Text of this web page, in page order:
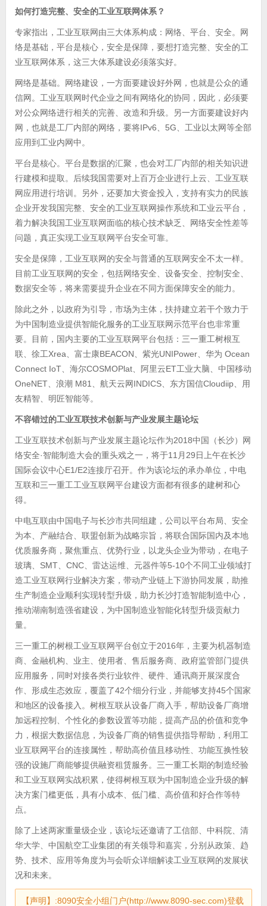
如何打造完整、安全的工业互联网体系？
专家指出，工业互联网由三大体系构成：网络、平台、安全。网
络是基础，平台是核心，安全是保障，要想打造完整、安全的工
业互联网体系，这三大体系建设必须落实好。
网络是基础。网络建设，一方面要建设好外网，也就是公众的通
信网。工业互联网时代企业之间有网络化的协同，因此，必须要
对公众网络进行相关的完善、改造和升级。另一方面要建设好内
网，也就是工厂内部的网络，要将IPv6、5G、工业以太网等全部
应用到工业内网中。
平台是核心。平台是数据的汇聚，也会对工厂内部的相关知识进
行建模和提取。后续我国需要对上百万企业进行上云、工业互联
网应用进行培训。另外，还要加大资金投入，支持有实力的民族
企业开发我国完整、安全的工业互联网操作系统和工业云平台，
着力解决我国工业互联网面临的核心技术缺乏、网络安全性差等
问题，真正实现工业互联网平台安全可靠。
安全是保障，工业互联网的安全与普通的互联网安全不太一样。
目前工业互联网的安全，包括网络安全、设备安全、控制安全、
数据安全等，将来需要提升企业在不同方面保障安全的能力。
除此之外，以政府为引导，市场为主体，扶持建立若干个致力于
为中国制造业提供智能化服务的工业互联网示范平台也非常重
要。目前，国内主要的工业互联网平台包括：三一重工树根互
联、徐工Xrea、富士康BEACON、紫光UNIPower、华为 Ocean
Connect IoT、海尔COSMOPlat、阿里云ET工业大脑、中国移动
OneNET、浪潮 M81、航天云网INDICS、东方国信Cloudiip、用
友精智、明匠智能等。
不容错过的工业互联技术创新与产业发展主题论坛
工业互联技术创新与产业发展主题论坛作为2018中国（长沙）网
络安全·智能制造大会的重头戏之一，将于11月29日上午在长沙
国际会议中心E1/E2连接厅召开。作为该论坛的承办单位，中电
互联和三一重工工业互联网平台建设方面都有很多的建树和心
得。
中电互联由中国电子与长沙市共同组建，公司以平台布局、安全
为本、产融结合、联盟创新为战略宗旨，将联合国际国内及本地
优质服务商，聚焦重点、优势行业，以龙头企业为带动，在电子
玻璃、SMT、CNC、雷达运维、元器件等5-10个不同工业领域打
造工业互联网行业解决方案，带动产业链上下游协同发展，助推
生产制造企业顺利实现转型升级，助力长沙打造智能制造中心，
推动湖南制造强省建设，为中国制造业智能化转型升级贡献力
量。
三一重工的树根工业互联网平台创立于2016年，主要为机器制造
商、金融机构、业主、使用者、售后服务商、政府监管部门提供
应用服务，同时对接各类行业软件、硬件、通讯商开展深度合
作、形成生态效应，覆盖了42个细分行业，并能够支持45个国家
和地区的设备接入。树根互联从设备厂商入手，帮助设备厂商增
加远程控制、个性化的参数设置等功能，提高产品的价值和竞争
力，根据大数据信息，为设备厂商的销售提供指导帮助，利用工
业互联网平台的连接属性，帮助高价值且移动性、功能互换性较
强的设施厂商能够提供融资租赁服务。三一重工长期的制造经验
和工业互联网实战积累，使得树根互联为中国制造企业升级的解
决方案门槛更低，具有小成本、低门槛、高价值和好合作等特
点。
除了上述两家重量级企业，该论坛还邀请了工信部、中科院、清
华大学、中国航空工业集团的有关领导和嘉宾，分别从政策、趋
势、技术、应用等角度为与会听众详细解读工业互联网的发展状
况和未来。
【声明】:8090安全小组门户(http://www.8090-sec.com)登载